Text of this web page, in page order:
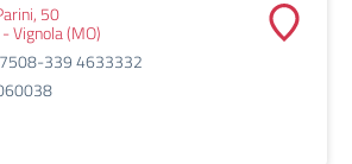
50
Vignola (MO)
339 4633332